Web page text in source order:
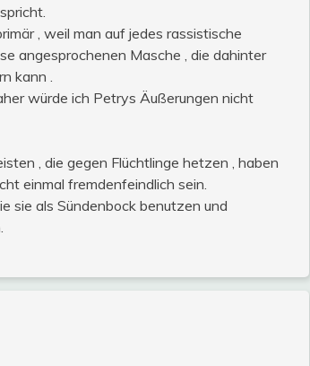
, weil man auf jedes rassistische
angesprochenen Masche , die dahinter
kann .
würde ich Petrys Äußerungen nicht
, die gegen Flüchtlinge hetzen , haben
einmal fremdenfeindlich sein.
sie als Sündenbock benutzen und